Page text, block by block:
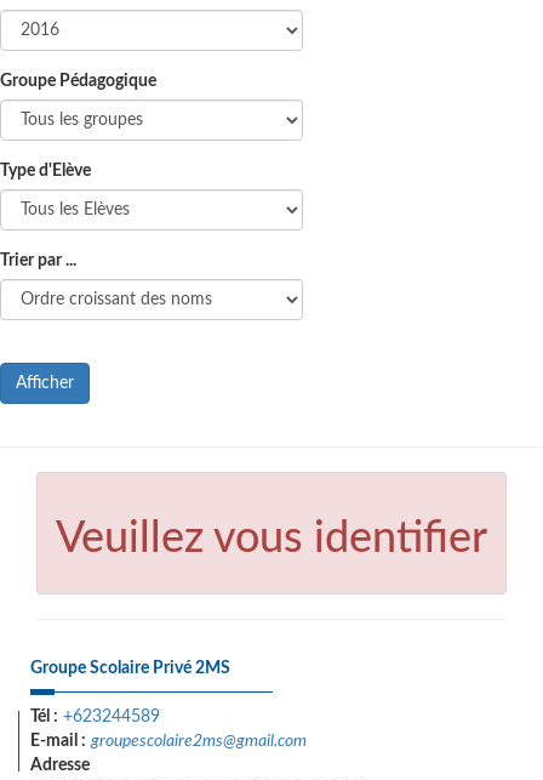
Groupe Pédagogique
Type d'Elève
Trier par ...
Afficher
Veuillez vous identifier
Groupe Scolaire Privé 2MS
Tél : +623244589
E-mail : groupescolaire2ms@gmail.com
Adresse